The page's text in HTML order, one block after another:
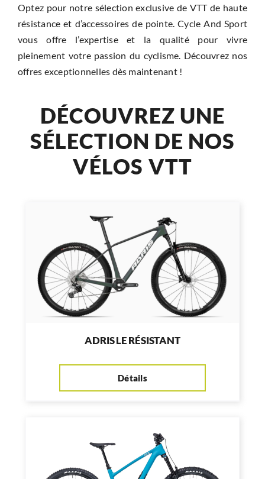
RÉPARATION
ACCESSOIRES
Optez pour notre sélection exclusive de VTT de haute
résistance et d’accessoires de pointe. Cycle And Sport
vous offre l’expertise et la qualité pour vivre
pleinement votre passion du cyclisme. Découvrez nos
offres exceptionnelles dès maintenant !
DÉCOUVREZ UNE
SÉLECTION DE NOS
VÉLOS VTT
ADRIS LE RÉSISTANT
Détails